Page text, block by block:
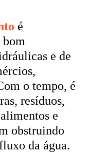
é
e de
o tempo, é
resíduos,
e
obstruindo
da água.